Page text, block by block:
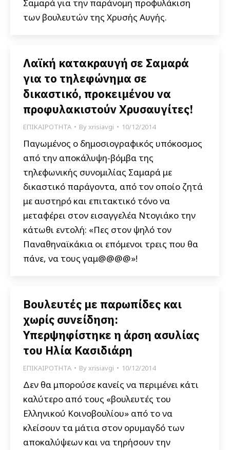
Σαμαρά για την παράνομη προφυλάκιση
των βουλευτών της Χρυσής Αυγής.
Λαϊκή κατακραυγή σε Σαμαρά
για το τηλεφώνημα σε
δικαστικό, προκειμένου να
προφυλακιστούν Χρυσαυγίτες!
ΕΠΙΚΑΙΡΟΤΗΤΑ Byxrisiavgi 10/12/2014
Παγωμένος ο δημοσιογραφικός υπόκοσμος
από την αποκάλυψη-βόμβα της
τηλεφωνικής συνομιλίας Σαμαρά με
δικαστικό παράγοντα, από τον οποίο ζητά
με αυστηρό και επιτακτικό τόνο να
μεταφέρει στον εισαγγελέα Ντογιάκο την
κάτωθι εντολή: «Πες στον ψηλό τον
Παναθηναϊκάκια οι επόμενοι τρεις που θα
πάνε, να τους γαμ@@@@»!
Βουλευτές με παρωπίδες και
χωρίς συνείδηση:
Υπερψηφίστηκε η άρση ασυλίας
του Ηλία Κασιδιάρη
ΕΠΙΚΑΙΡΟΤΗΤΑ Byxrisiavgi 10/12/2014
Δεν θα μπορούσε κανείς να περιμένει κάτι
καλύτερο από τους «βουλευτές του
Ελληνικού Κοινοβουλίου» από το να
κλείσουν τα μάτια στον ορυμαγδό των
αποκαλύψεων και να τηρήσουν την